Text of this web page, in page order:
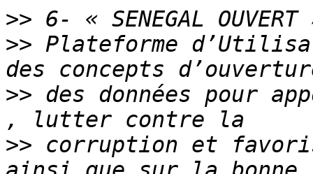
>>
>> Plateforme
>> des données pour
>> corruption et